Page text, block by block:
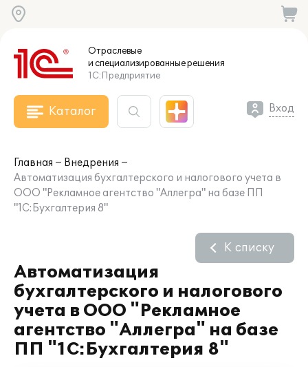
Отраслевые
и специализированныерешения
1С:Предприятие
Каталог Вход
Главная
Внедрения
Автоматизация бухгалтерского и налогового учета в
ООО "Рекламное агентство "Аллегра" на базе ПП
"1С:Бухгалтерия 8"
Автоматизация
бухгалтерского и налогового
учета в ООО "Рекламное
агентство "Аллегра" на базе
ПП "1С:Бухгалтерия 8"
К списку